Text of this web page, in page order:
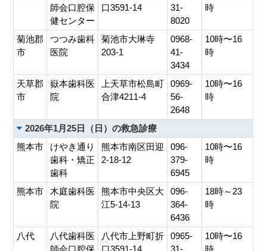
師会口腔保
健センター
口3591-14
31-
8020
時
菊池郡
市
つつみ歯科
医院
菊池市大琳寺
203-1
0968-
41-
3434
10時〜16
時
天草郡
市
嶽本歯科医
院
上天草市松島町
合津4211-4
0969-
56-
2648
10時〜16
時
2026年1月25日（日）の救急診療
熊本市
けやき通り
歯科・矯正
歯科
熊本市南区田迎
2-18-12
096-
379-
6945
10時〜16
時
熊本市
木庭歯科医
院
熊本市中央区大
江5-14-13
096-
364-
6436
18時～23
時
八代
八代歯科医
師会口腔保
八代市上野町折
口3591-14
0965-
31-
10時〜16
時